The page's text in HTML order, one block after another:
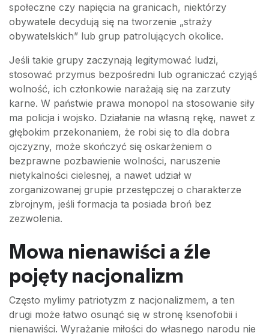
społeczne czy napięcia na granicach, niektórzy
obywatele decydują się na tworzenie „straży
obywatelskich” lub grup patrolujących okolice.
Jeśli takie grupy zaczynają legitymować ludzi,
stosować przymus bezpośredni lub ograniczać czyjąś
wolność, ich członkowie narażają się na zarzuty
karne. W państwie prawa monopol na stosowanie siły
ma policja i wojsko. Działanie na własną rękę, nawet z
głębokim przekonaniem, że robi się to dla dobra
ojczyzny, może skończyć się oskarżeniem o
bezprawne pozbawienie wolności, naruszenie
nietykalności cielesnej, a nawet udział w
zorganizowanej grupie przestępczej o charakterze
zbrojnym, jeśli formacja ta posiada broń bez
zezwolenia.
Mowa nienawiści a źle
pojęty nacjonalizm
Często mylimy patriotyzm z nacjonalizmem, a ten
drugi może łatwo osunąć się w stronę ksenofobii i
nienawiści. Wyrażanie miłości do własnego narodu nie